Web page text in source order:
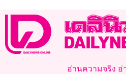
อ่านความจริง อ่